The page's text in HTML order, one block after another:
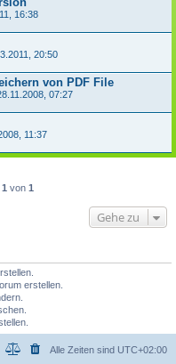
16:38
20:50
von PDF File
07:27
11:37
1 von 1
Gehe zu
erstellen.
Alle Zeiten sind UTC+02:00